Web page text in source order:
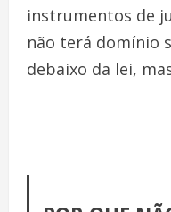
instrumentos de
não terá domínio
debaixo da lei,